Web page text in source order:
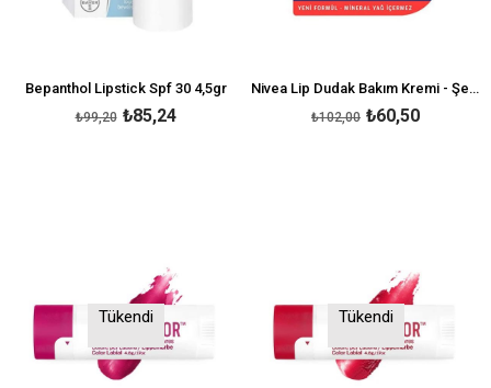
Bepanthol Lipstick Spf 30 4,5gr
₺85,24
₺99,20
Nivea Lip Dudak Bakım Kremi - Şeftali
₺60,50
₺102,00
Tükendi Tükendi